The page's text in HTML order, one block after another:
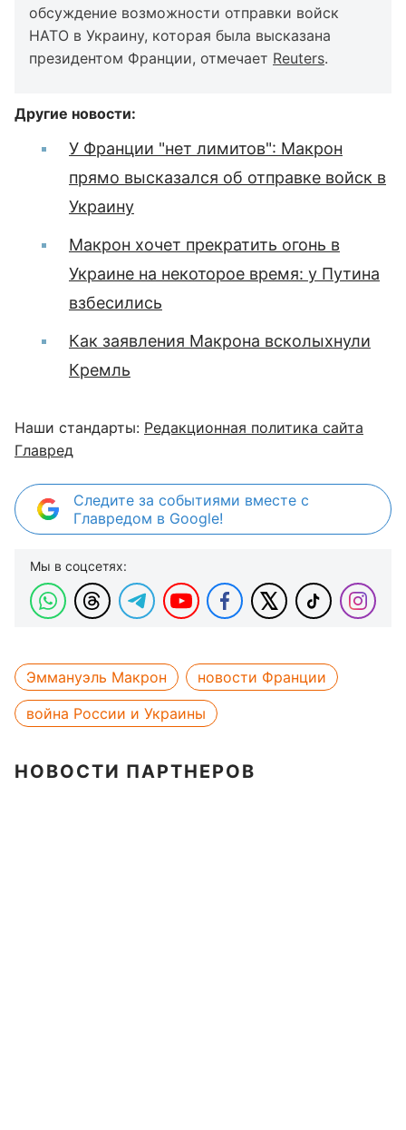
обсуждение возможности отправки войск
НАТО в Украину, которая была высказана
президентом Франции, отмечает Reuters.
Другие новости:
У Франции "нет лимитов": Макрон
прямо высказался об отправке войск в
Украину
Макрон хочет прекратить огонь в
Украине на некоторое время: у Путина
взбесились
Как заявления Макрона всколыхнули
Кремль
Наши стандарты: Редакционная политика сайта
Главред
Следите за событиями вместе с
Главредом в Google!
Мы в соцсетях:
Эммануэль Макрон
новости Франции
война России и Украины
НОВОСТИ ПАРТНЕРОВ